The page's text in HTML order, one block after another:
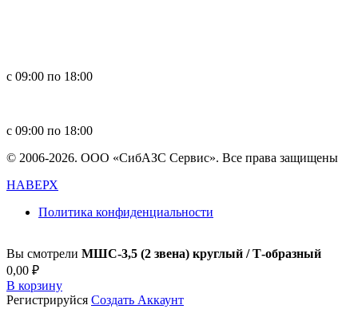
с 09:00 по 18:00
с 09:00 по 18:00
© 2006-2026. ООО «СибАЗС Сервис». Все права защищены
НАВЕРХ
Политика конфиденциальности
Вы смотрели МШС-3,5 (2 звена) круглый / Т-образный
0,00 ₽
В корзину
Регистрируйся Создать Аккаунт